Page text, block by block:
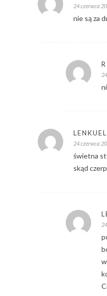
24 czerwca
nie są za
24 czerwca
świetna
skąd